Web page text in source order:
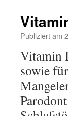
Publiziert am
Vitamin
sowie